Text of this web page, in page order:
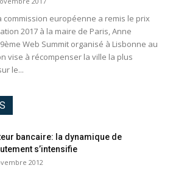
commission européenne a remis le prix
2017 à la maire de Paris, Anne
Web Summit organisé à Lisbonne au
vise à récompenser la ville la plus
le...
bancaire: la dynamique de
s’intensifie
2012